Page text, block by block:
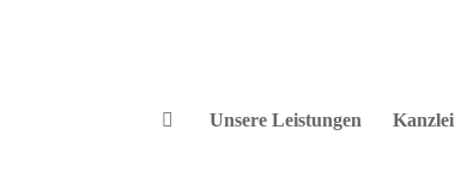
Unsere Leistungen Kanzlei